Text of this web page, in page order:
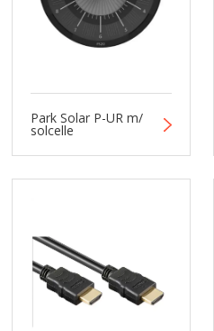
Park Solar P-UR m/
solcelle